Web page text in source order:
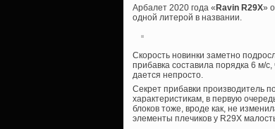
Арбалет 2020 года « Ravin R29X»
одной литерой в названии.
Скорость новинки заметно
прибавка составила порядка 6 м/
дается непросто.
Секрет прибавки производитель
характеристикам, в первую
блоков тоже, вроде как, не
элементы плечиков у R29X